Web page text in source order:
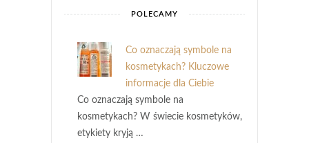
POLECAMY
Co oznaczają symbole na
kosmetykach? Kluczowe
informacje dla Ciebie
Co oznaczają symbole na
kosmetykach? W świecie kosmetyków,
etykiety kryją …